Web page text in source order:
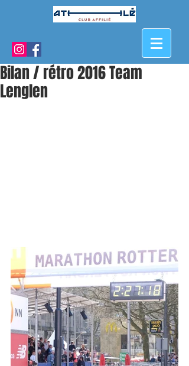
Bilan / rétro 2016 Team
Lenglen